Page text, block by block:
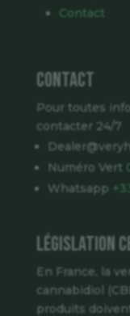
Contact
Contact
Pour toutes
contacter 24/7
Numéro Vert
Whatsapp
Législation
En France, la
cannabidiol
produits